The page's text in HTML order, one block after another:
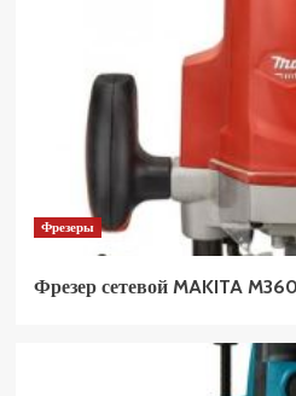
Фрезеры
Фрезер сетевой MAKITA